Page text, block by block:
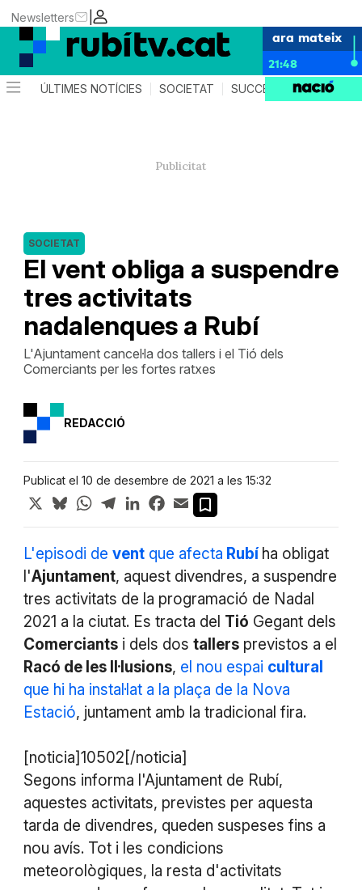
|
Newsletters
ara mateix
21:48
ÚLTIMES NOTÍCIES SOCIETAT SUCCESSOS
El vent obliga a suspendre
tres activitats
nadalenques a Rubí
SOCIETAT
L'Ajuntament cancel·la dos tallers i el Tió dels
Comerciants per les fortes ratxes
REDACCIÓ
Publicat el 10 de desembre de 2021 a les 15:32
X BlueskyWhatsApp
TelegramLinkedInFacebook
Email
L'episodi de ventque afecta Rubí ha obligat
l'Ajuntament, aquest divendres, a suspendre
tres activitats de la programació de Nadal
2021 a la ciutat. Es tracta del Tió Gegant dels
Comerciantsi dels dos tallersprevistos a el
Racó de les Il·lusions, el nou espai cultural
que hi ha instal·lat a la plaça de la Nova
Estació, juntament amb la tradicional fira.
[noticia]10502[/noticia]
Segons informa l'Ajuntament de Rubí,
aquestes activitats, previstes per aquesta
tarda de divendres, queden suspeses fins a
nou avís. Tot i les condicions
meteorològiques, la resta d'activitats